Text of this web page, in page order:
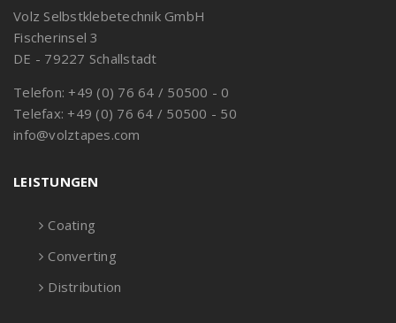
Volz Selbstklebetechnik GmbH
Fischerinsel 3
DE - 79227 Schallstadt
Telefon: +49 (0) 76 64 / 50500 - 0
Telefax: +49 (0) 76 64 / 50500 - 50
info@volztapes.com
LEISTUNGEN
Coating
Converting
Distribution